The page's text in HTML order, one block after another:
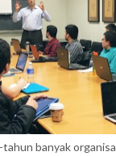
banyak